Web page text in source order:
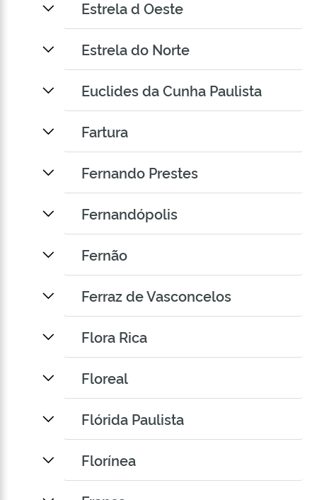
Estrela d Oeste
Estrela do Norte
Euclides da Cunha Paulista
Fartura
Fernando Prestes
Fernandópolis
Fernão
Ferraz de Vasconcelos
Flora Rica
Floreal
Flórida Paulista
Florínea